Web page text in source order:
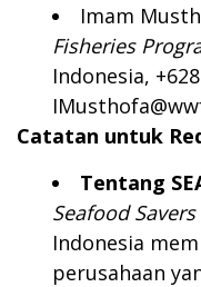
Imam
Fisheries
Indonesia,
Catatan untuk
Tentang
Seafood Savers
Indonesia
perusahaan